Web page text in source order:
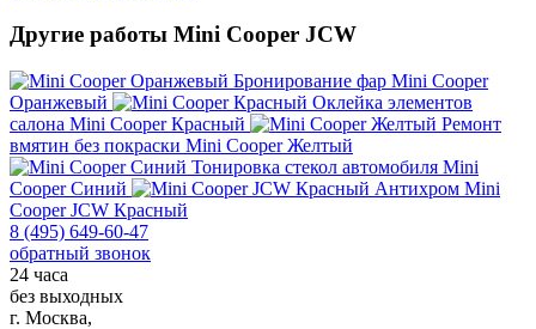
Другие работы Mini Cooper JCW
Бронирование фар Mini Cooper
Оранжевый
Оклейка элементов
салона Mini Cooper Красный
Ремонт
вмятин без покраски Mini Cooper Желтый
Тонировка стекол автомобиля Mini
Cooper Синий
Антихром Mini
Cooper JCW Красный
8 (495) 649-60-47
обратный звонок
24 часа
без выходных
г. Москва,